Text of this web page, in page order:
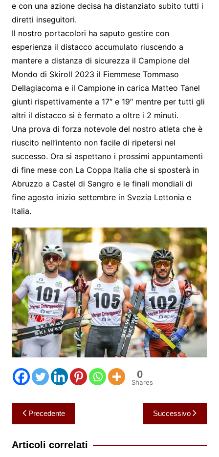
e con una azione decisa ha distanziato subito tutti i
diretti inseguitori.
Il nostro portacolori ha saputo gestire con
esperienza il distacco accumulato riuscendo a
mantere a distanza di sicurezza il Campione del
Mondo di Skiroll 2023 il Fiemmese Tommaso
Dellagiacoma e il Campione in carica Matteo Tanel
giunti rispettivamente a 17″ e 19″ mentre per tutti gli
altri il distacco si è fermato a oltre i 2 minuti.
Una prova di forza notevole del nostro atleta che è
riuscito nell’intento non facile di ripetersi nel
successo. Ora si aspettano i prossimi appuntamenti
di fine mese con La Coppa Italia che si sposterà in
Abruzzo a Castel di Sangro e le finali mondiali di
fine agosto inizio settembre in Svezia Lettonia e
Italia.
0
Shares
Navigazione
articoli
Precedente Successivo
Articoli correlati